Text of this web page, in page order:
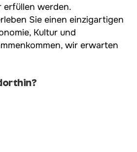
erfüllen werden.
Sie einen einzigartigen
Kultur und
wir erwarten